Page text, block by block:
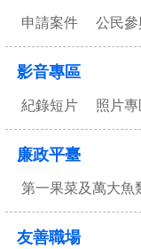
申請案件 公民參
影音專區
紀錄短片 照片專
廉政平臺
第一果菜及萬大魚
友善職場